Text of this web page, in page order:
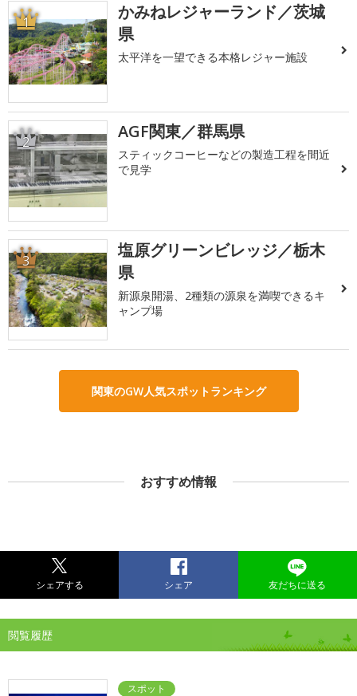
1
かみねレジャーランド／茨城
県
太平洋を一望できる本格レジャー施設
2 AGF関東／群馬県
スティックコーヒーなどの製造工程を間近
で見学
3
塩原グリーンビレッジ／栃木
県
新源泉開湯、2種類の源泉を満喫できるキ
ャンプ場
関東のGW人気スポットランキング
おすすめ情報
シェアする シェア 友だちに送る
閲覧履歴